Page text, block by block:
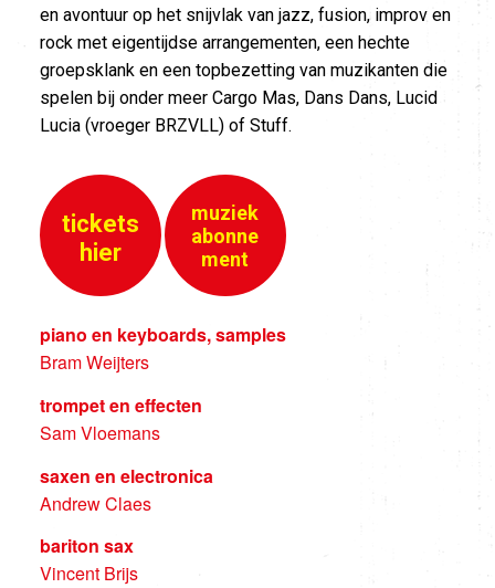
piano en keyboards, samples
Bram Weijters
trompet en effecten
Sam Vloemans
saxen en electronica
Andrew Claes
bariton sax
Vincent Brijs
en avontuur op het snijvlak van jazz, fusion, improv en
rock met eigentijdse arrangementen, een hechte
groepsklank en een topbezetting van muzikanten die
spelen bij onder meer Cargo Mas, Dans Dans, Lucid
Lucia (vroeger BRZVLL) of Stuff.
tickets
hier
muziek
abonne
ment